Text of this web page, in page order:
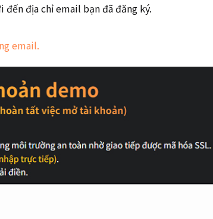
đến địa chỉ email bạn đã đăng ký.
email.